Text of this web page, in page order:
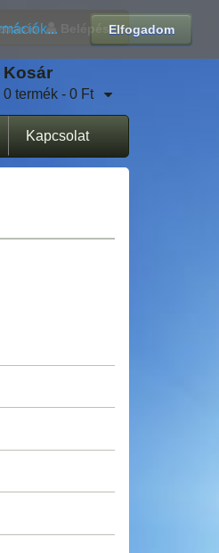
Elfogadom
Belépés
Kosár
0 termék - 0 Ft
Kapcsolat